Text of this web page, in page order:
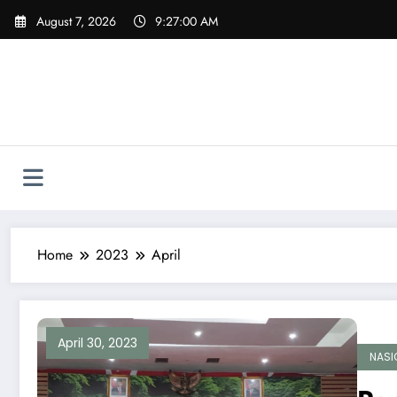
Skip
August 7, 2026 9:27:02 AM
Home 2023 April
April 30, 2023